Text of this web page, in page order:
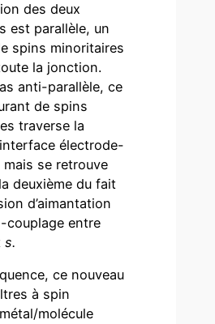
des deux
est parallèle, un
spins minoritaires
la jonction.
anti-parallèle, ce
de spins
traverse la
électrode-
mais se retrouve
deuxième du fait
d’aimantation
couplage entre
s.
ce nouveau
à spin
molécule